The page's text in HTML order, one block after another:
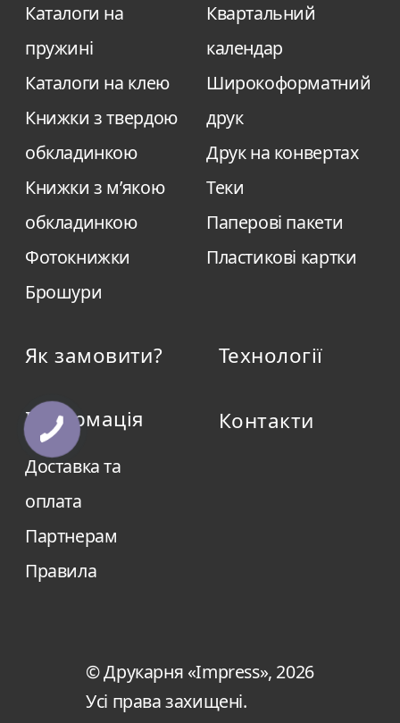
Каталоги на
пружині
Каталоги на клею
Книжки з твердою
обкладинкою
Книжки з м’якою
обкладинкою
Фотокнижки
Брошури
Квартальний
календар
Широкоформатний
друк
Друк на конвертах
Теки
Паперові пакети
Пластикові картки
Як замовити?
Інформація
Доставка та
оплата
Партнерам
Правила
Технології
Контакти
© Друкарня «Impress», 2026
Усі права захищені.